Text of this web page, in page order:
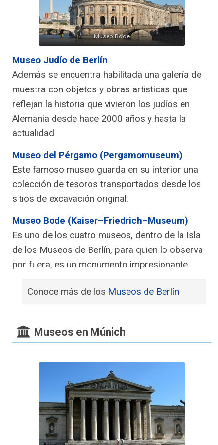
Museo Bode
Museo Judío de Berlín
Además se encuentra habilitada una galería de
muestra con objetos y obras artísticas que
reflejan la historia que vivieron los judíos en
Alemania desde hace 2000 años y hasta la
actualidad
Museo del Pérgamo (Pergamomuseum)
Este famoso museo guarda en su interior una
colección de tesoros transportados desde los
sitios de excavación original.
Museo Bode (Kaiser–Friedrich–Museum)
Es uno de los cuatro museos, dentro de la Isla
de los Museos de Berlín, para quien lo observa
por fuera, es un monumento impresionante.
Conoce más de los Museos de Berlín
Museos en Múnich